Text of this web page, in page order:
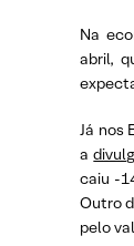
Na
abril,
Já nos
a
caiu -
Outro
pelo